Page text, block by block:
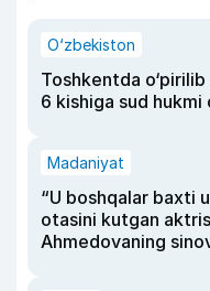
O‘zbekiston
Toshkentda o‘pirilib
6 kishiga sud hukmi
Madaniyat
“U boshqalar baxti
otasini kutgan
Ahmedovaning